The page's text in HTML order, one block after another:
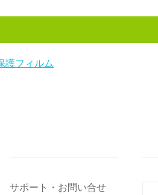
護フィルム
サポート・お問い合せ